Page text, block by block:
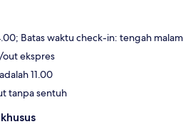
Batas waktu check-in: tengah malam
ekspres
11.00
tanpa sentuh